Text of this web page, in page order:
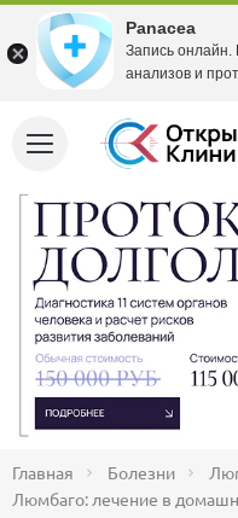
Главная Болезни
Люмбаго: лечение в
Panacea
Запись онлайн.
анализов и